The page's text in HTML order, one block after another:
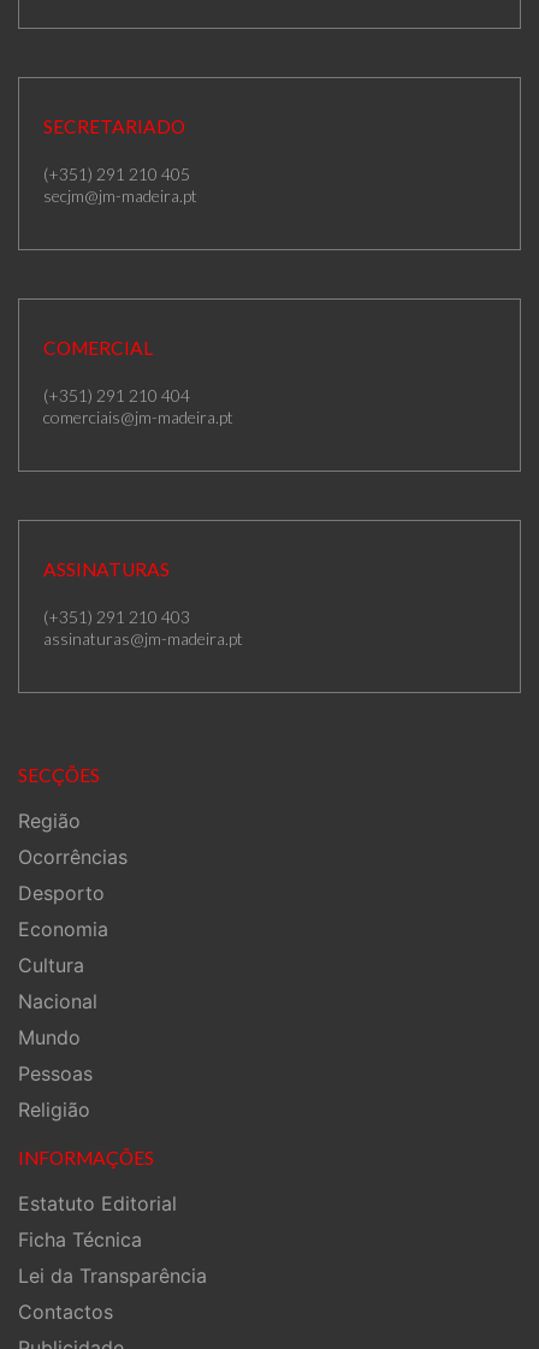
SECRETARIADO
(+351) 291 210 405
secjm@jm-madeira.pt
COMERCIAL
(+351) 291 210 404
comerciais@jm-madeira.pt
ASSINATURAS
(+351) 291 210 403
assinaturas@jm-madeira.pt
SECÇÕES
Região
Ocorrências
Desporto
Economia
Cultura
Nacional
Mundo
Pessoas
Religião
INFORMAÇÕES
Estatuto Editorial
Ficha Técnica
Lei da Transparência
Contactos